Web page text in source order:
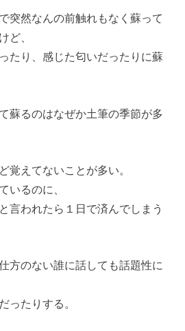
突然なんの前触れもなく蘇って
ど、
たり、感じた匂いだったりに蘇
蘇るのはなぜか土筆の季節が多
覚えてないことが多い。
いるのに、
言われたら１日で済んでしまう
方のない誰に話しても話題性に
ったりする。